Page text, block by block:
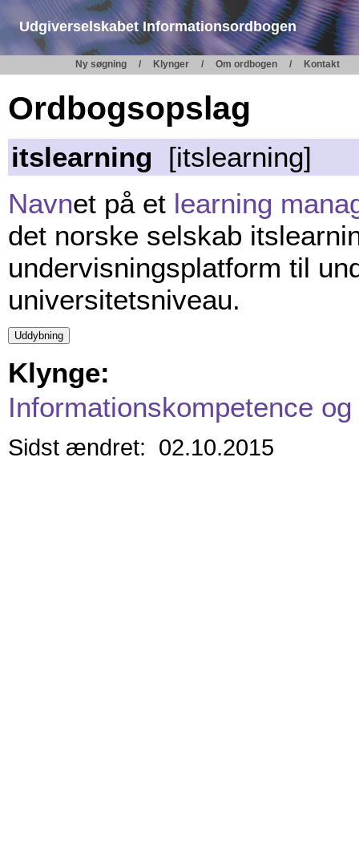
Udgiverselskabet Informationsordbogen
Ny søgning Klynger Om ordbogen Kontakt
Ordbogsopslag
itslearning [itslearning]
Navnet på et learning
det norske selskab
undervisningsplatform til
universitetsniveau.
Klynge:
Informationskompetence
Sidst ændret: 02.10.2015